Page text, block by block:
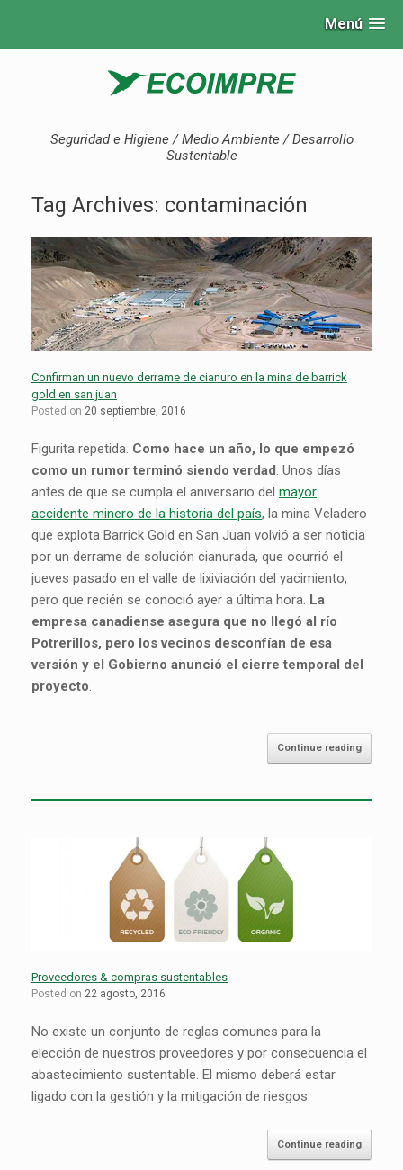
Menú
Seguridad e Higiene / Medio Ambiente / Desarrollo
Sustentable
Tag Archives: contaminación
Confirman un nuevo derrame de cianuro en la mina de barrick
gold en san juan
Posted on 20 septiembre, 2016
Figurita repetida. Como hace un año, lo que empezó
como un rumor terminó siendo verdad . Unos días
antes de que se cumpla el aniversario del mayor
accidente minero de la historia del país, la mina Veladero
que explota Barrick Gold en San Juan volvió a ser noticia
por un derrame de solución cianurada, que ocurrió el
jueves pasado en el valle de lixiviación del yacimiento,
pero que recién se conoció ayer a última hora. La
empresa canadiense asegura que no llegó al río
Potrerillos, pero los vecinos desconfían de esa
versión y el Gobierno anunció el cierre temporal del
proyecto
Continue reading
Proveedores & compras sustentables
Posted on 22 agosto, 2016
No existe un conjunto de reglas comunes para la
elección de nuestros proveedores y por consecuencia el
abastecimiento sustentable. El mismo deberá estar
ligado con la gestión y la mitigación de riesgos.
Continue reading